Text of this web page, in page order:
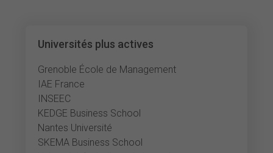
Universités plus actives
Grenoble École de Management
IAE France
INSEEC
KEDGE Business School
Nantes Université
SKEMA Business School